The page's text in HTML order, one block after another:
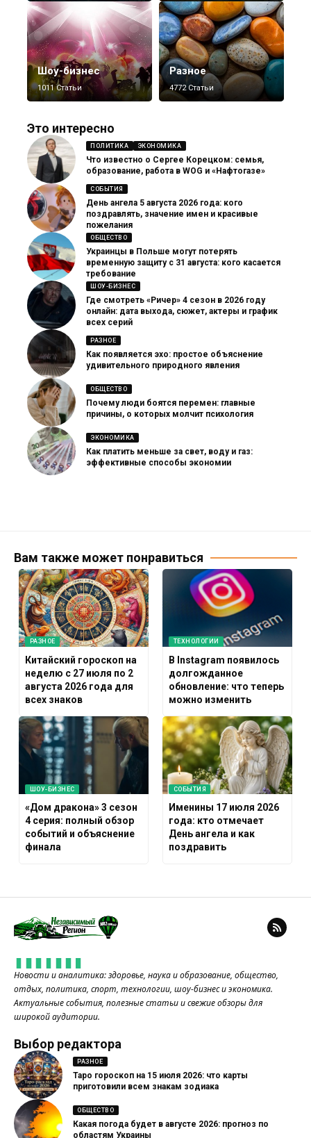
Шоу-бизнес
1011 Статьи
Разное
4772 Статьи
Это интересно
ПОЛИТИКА ЭКОНОМИКА
Что известно о Сергее Корецком: семья,
образование, работа в WOG и «Нафтогазе»
СОБЫТИЯ
День ангела 5 августа 2026 года: кого
поздравлять, значение имен и красивые
пожелания
ОБЩЕСТВО
Украинцы в Польше могут потерять
временную защиту с 31 августа: кого касается
требование
ШОУ-БИЗНЕС
Где смотреть «Ричер» 4 сезон в 2026 году
онлайн: дата выхода, сюжет, актеры и график
всех серий
РАЗНОЕ
Как появляется эхо: простое объяснение
удивительного природного явления
ОБЩЕСТВО
Почему люди боятся перемен: главные
причины, о которых молчит психология
ЭКОНОМИКА
Как платить меньше за свет, воду и газ:
эффективные способы экономии
Вам также может понравиться
РАЗНОЕ
Китайский гороскоп на
неделю с 27 июля по 2
августа 2026 года для
всех знаков
ТЕХНОЛОГИИ
В Instagram появилось
долгожданное
обновление: что теперь
можно изменить
ШОУ-БИЗНЕС
«Дом дракона» 3 сезон
4 серия: полный обзор
событий и объяснение
финала
СОБЫТИЯ
Именины 17 июля 2026
года: кто отмечает
День ангела и как
поздравить
Новости и аналитика: здоровье, наука и образование, общество,
отдых, политика, спорт, технологии, шоу-бизнес и экономика.
Актуальные события, полезные статьи и свежие обзоры для
широкой аудитории.
Выбор редактора
РАЗНОЕ
Таро гороскоп на 15 июля 2026: что карты
приготовили всем знакам зодиака
ОБЩЕСТВО
Какая погода будет в августе 2026: прогноз по
областям Украины